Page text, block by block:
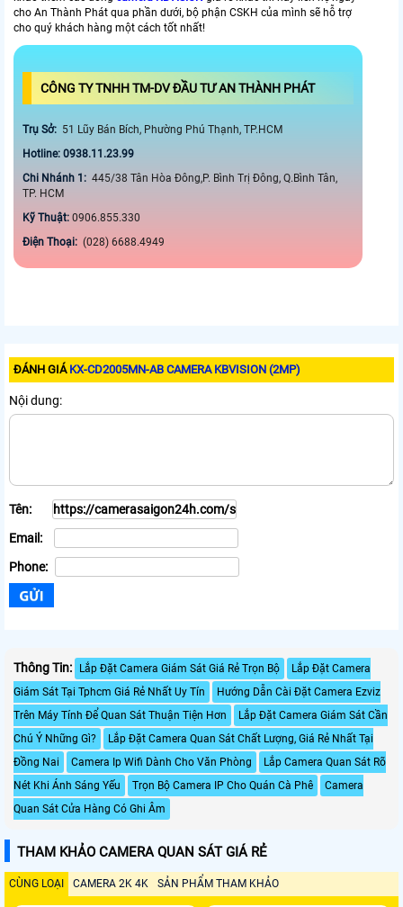
cho An Thành Phát qua phần dưới, bộ phận CSKH của mình sẽ hỗ trợ
cho quý khách hàng một cách tốt nhất!
CÔNG TY TNHH TM-DV ĐẦU TƯ AN THÀNH PHÁT
Trụ Sở: 51 Lũy Bán Bích, Phường Phú Thạnh, TP.HCM
Hotline: 0938.11.23.99
Chi Nhánh 1: 445/38 Tân Hòa Đông,P. Bình Trị Đông, Q.Bình Tân,
TP. HCM
Kỹ Thuật: 0906.855.330
Điện Thoại: (028) 6688.4949
ĐÁNH GIÁ KX-CD2005MN-AB CAMERA KBVISION (2MP)
Nội dung:
Tên:
Email:
Phone:
Thông Tin: Lắp Đặt Camera Giám Sát Giá Rẻ Trọn Bộ
Lắp Đặt Camera
Giám Sát Tại Tphcm Giá Rẻ Nhất Uy Tín
Hướng Dẫn Cài Đặt Camera Ezviz
Trên Máy Tính Để Quan Sát Thuận Tiện Hơn
Lắp Đặt Camera Giám Sát Cần
Chú Ý Những Gì?
Lắp Đặt Camera Quan Sát Chất Lượng, Giá Rẻ Nhất Tại
Đồng Nai
Camera Ip Wifi Dành Cho Văn Phòng
Lắp Camera Quan Sát Rõ
Nét Khi Ánh Sáng Yếu
Trọn Bộ Camera IP Cho Quán Cà Phê
Camera
Quan Sát Cửa Hàng Có Ghi Âm
THAM KHẢO CAMERA QUAN SÁT GIÁ RẺ
CÙNG LOẠI CAMERA 2K 4K SẢN PHẨM THAM KHẢO